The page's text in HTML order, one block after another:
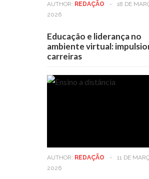
AUTHOR: REDAÇÃO -
18 DE
2026
Educação e liderança no
ambiente virtual:
carreiras
AUTHOR: REDAÇÃO -
11 DE
2026